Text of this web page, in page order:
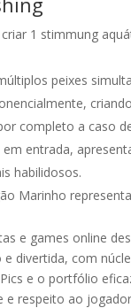
1 stimmung
peixes
completo a caso
entrada,
habilidosos.
Marinho
e games online
divertida, com
e o portfólio
e respeito ao